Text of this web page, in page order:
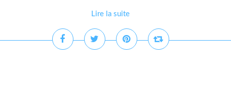
Lire la suite